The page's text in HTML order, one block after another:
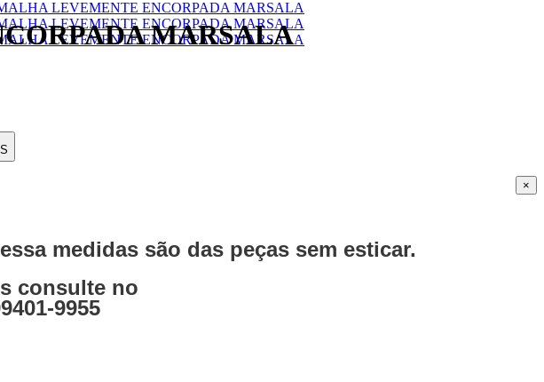
MARSALA
×
medidas são das peças sem esticar.
consulte no
9955